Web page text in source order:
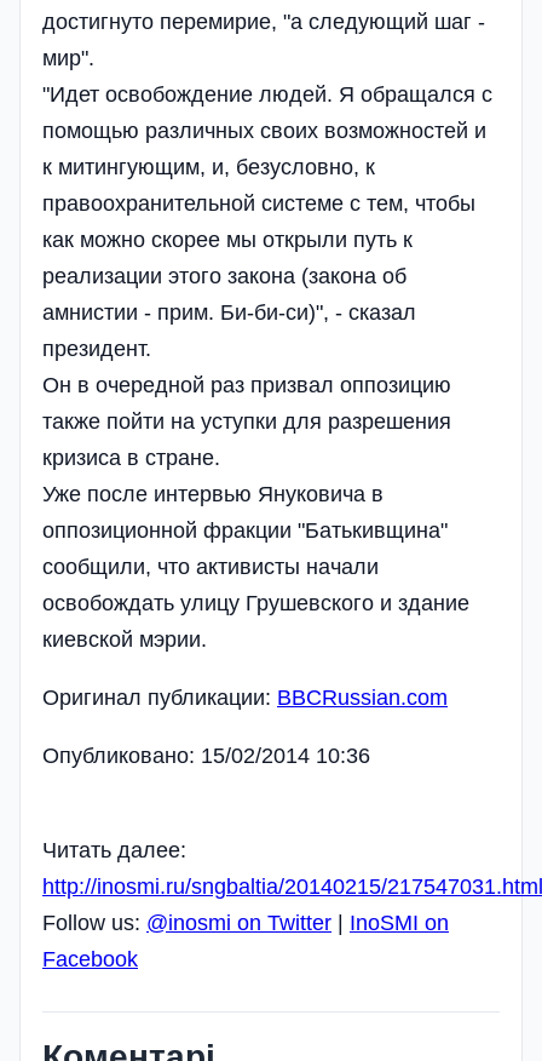
достигнуто перемирие, "а следующий шаг -
мир".
"Идет освобождение людей. Я обращался с
помощью различных своих возможностей и
к митингующим, и, безусловно, к
правоохранительной системе с тем, чтобы
как можно скорее мы открыли путь к
реализации этого закона (закона об
амнистии - прим. Би-би-си)", - сказал
президент.
Он в очередной раз призвал оппозицию
также пойти на уступки для разрешения
кризиса в стране.
Уже после интервью Януковича в
оппозиционной фракции "Батькивщина"
сообщили, что активисты начали
освобождать улицу Грушевского и здание
киевской мэрии.
Оригинал публикации: BBCRussian.com
Опубликовано: 15/02/2014 10:36
Читать далее:
http://inosmi.ru/sngbaltia/20140215/
Follow us: @inosmi on Twitter | InoSMI on
Facebook